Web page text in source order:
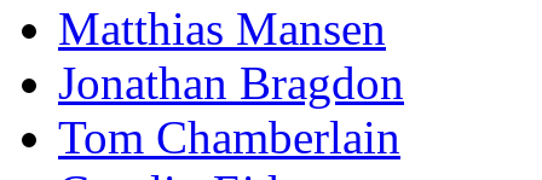
Matthias Mansen
Jonathan Bragdon
Tom Chamberlain